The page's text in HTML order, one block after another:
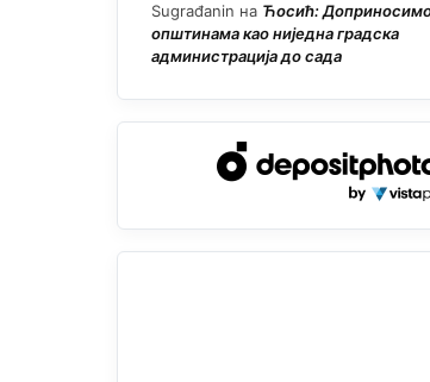
Sugrađanin на Ћосић:
општинама као ниједна градска
администрација до сада